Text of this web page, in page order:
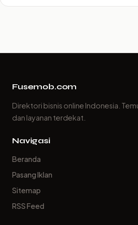
Fusemob.com
Direktori bisnis online Indonesia.
dan layanan terdekat.
Navigasi
Beranda
Pasang Iklan
Sitemap
RSS Feed